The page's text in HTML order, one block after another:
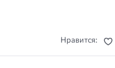
Нравится: